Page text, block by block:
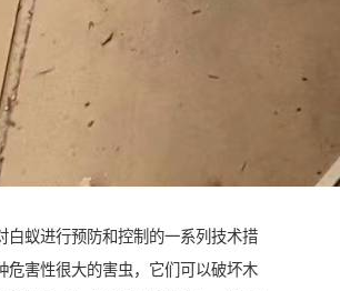
白蚁进行预防和控制的一系列技术措
危害性很大的害虫，它们可以破坏木